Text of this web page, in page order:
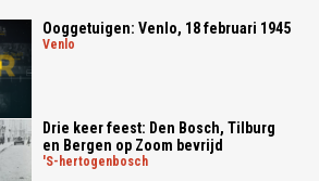
Ooggetuigen: Venlo, 18 februari 1945
venlo
Drie keer feest: Den Bosch, Tilburg
en Bergen op Zoom bevrijd
's-hertogenbosch